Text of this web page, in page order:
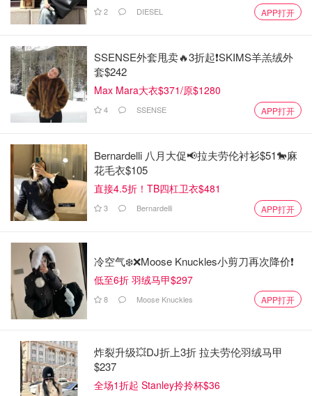
2 DIESEL APP打开
SSENSE外套甩卖🔥3折起❗SKIMS羊羔绒外
套$242
Max Mara大衣$371/原$1280
4 SSENSE APP打开
Bernardelli 八月大促📢拉夫劳伦衬衫$51🐎麻
花毛衣$105
直接4.5折！TB四杠卫衣$481
3 Bernardelli APP打开
冷空气❄️❌️Moose Knuckles小剪刀再次降价❗️
低至6折 羽绒马甲$297
8 Moose Knuckles APP打开
炸裂升级💥DJ折上3折 拉夫劳伦羽绒马甲
$237
全场1折起 Stanley拎拎杯$36